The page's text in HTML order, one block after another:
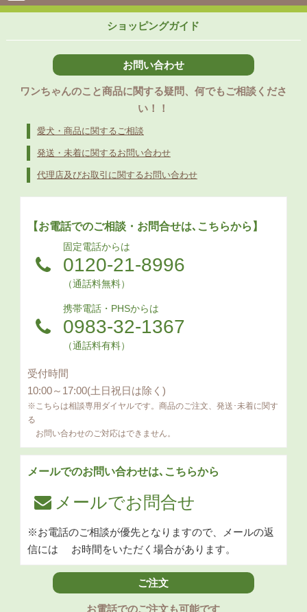
ショッピングガイド
お問い合わせ
ワンちゃんのこと商品に関する疑問、何でもご相談くださ
い！！
愛犬・商品に関するご相談
発送・未着に関するお問い合わせ
代理店及びお取引に関するお問い合わせ
【お電話でのご相談・お問合せは､こちらから】
固定電話からは
0120-21-8996
（通話料無料）
携帯電話・PHSからは
0983-32-1367
（通話料有料）
受付時間
10:00～17:00(土日祝日は除く)
※こちらは相談専用ダイヤルです。商品のご注文、発送･未着に関す
る
お問い合わせのご対応はできません。
メールでのお問い合わせは､こちらから
メールでお問合せ
※お電話のご相談が優先となりますので、メールの返
信には お時間をいただく場合があります。
ご注文
お電話でのご注文も可能です